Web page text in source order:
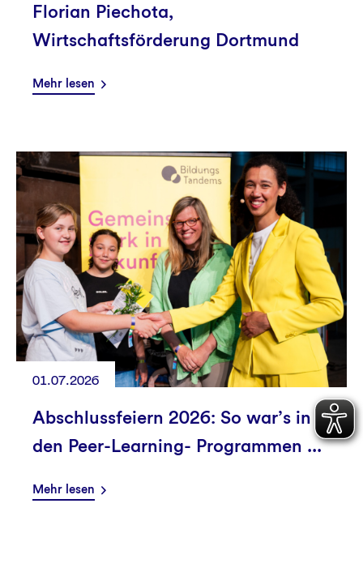
Florian Piechota,
Wirtschaftsförderung Dortmund
Mehr lesen
01.07.2026
Abschlussfeiern 2026: So war’s in
den Peer-Learning- Programmen ...
Mehr lesen